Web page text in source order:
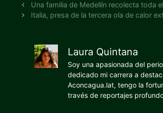
Una familia de Medellín recolecta toda
Italia, presa de la tercera ola de calor
Laura Quintana
Soy una apasionada del
dedicado mi carrera a
Aconcagua.lat, tengo la
través de reportajes